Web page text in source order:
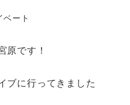
ベート
原です！
ブに行ってきました